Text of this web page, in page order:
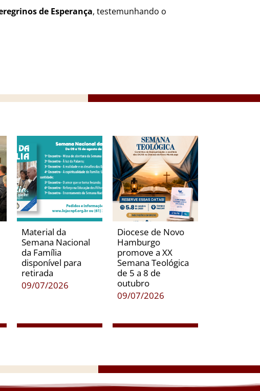
de Esperança, testemunhando o
Material da
Semana Nacional
da Família
disponível para
retirada
09/07/2026
Diocese de Novo
Hamburgo
promove a XX
Semana Teológica
de 5 a 8 de
outubro
09/07/2026